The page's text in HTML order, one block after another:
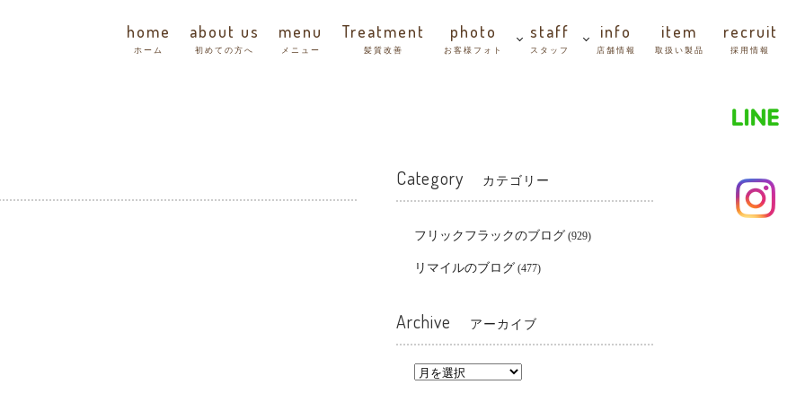
home
ホーム
about us
初めての方へ
menu
メニュー
Treatment
髪質改善
photo
お客様フォト
staff
スタッフ
info
店舗情報
item
取扱い製品
recruit
採用情報
Category カテゴリー
フリックフラックのブログ (929)
リマイルのブログ (477)
Archive アーカイブ